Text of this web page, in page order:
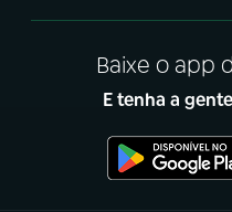
Baixe o app
E tenha a